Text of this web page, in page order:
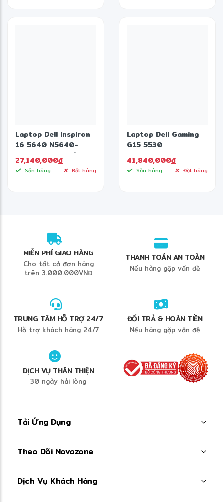
Laptop Dell Inspiron
16 5640 N5640-
C7U161W11IBU (Intel
Core 7 150U | 16GB |
1TB | Intel Graphics |
27,140,000đ
Sẵn hàng Đặt hàng
Laptop Dell Gaming
G15 5530
i9HX161W11GR4060
(Intel Core i9-
13900HX | 16GB |
41,840,000đ
Sẵn hàng Đặt hàng
MIỄN PHÍ GIAO HÀNG
Cho tất cả đơn hàng
trên 3.000.000VNĐ
THANH TOÁN AN TOÀN
Nếu hàng gặp vấn đề
TRUNG TÂM HỖ TRỢ 24/7
Hỗ trợ khách hàng 24/7
ĐỔI TRẢ & HOÀN TIỀN
Nếu hàng gặp vấn đề
DỊCH VỤ THÂN THIỆN
30 ngày hài lòng
Tải Ứng Dụng
Theo Dõi Novazone
Dịch Vụ Khách Hàng